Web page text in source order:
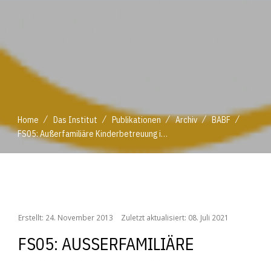
Home / Das Institut / Publikationen / Archiv / BABF /
FS05: Außerfamiliäre Kinderbetreuung in ländlichen Regionen
Erstellt: 24. November 2013 Zuletzt aktualisiert: 08. Juli 2021
FS05: AUSSERFAMILIÄRE K